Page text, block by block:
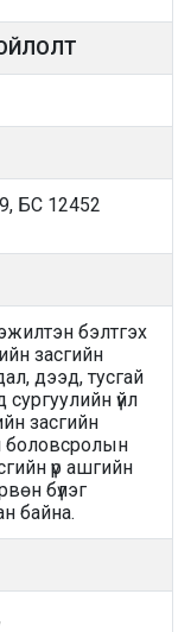
БС 12452
бэлтгэх
засгийн
дээд, тусгай
үйл
засгийн
боловсролын
үр ашгийн
бүлэг
байна.